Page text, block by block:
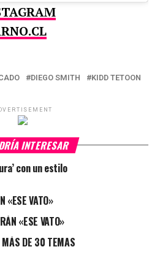
DIEGO SMITH
KIDD TETOON
INTERESAR
con un estilo
«ESE VATO»
«ESE VATO»
MÁS DE 30 TEMAS